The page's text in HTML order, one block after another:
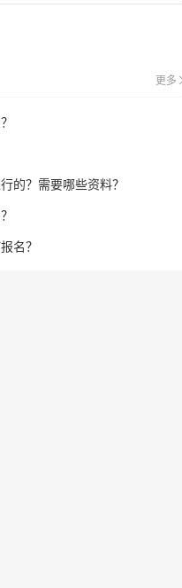
更多
的？需要哪些资料？
名？